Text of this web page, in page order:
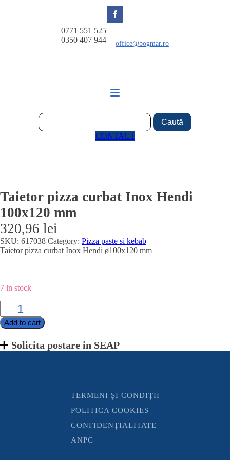
0771 551 525
0350 407 944
office@bogmar.ro
CONTACT
Taietor pizza curbat Inox Hendi
100x120 mm
320,96 lei
SKU: 617038 Category: Pizza paste si kebab
Taietor pizza curbat Inox Hendi ø100x120 mm
7 in stock
Taietor
curbat
Hendi
100x120
Add to cart
Solicita postare in SEAP
TERMENI ȘI CONDIȚII
POLITICA COOKIES
CONFIDENȚIALITATE
ANPC